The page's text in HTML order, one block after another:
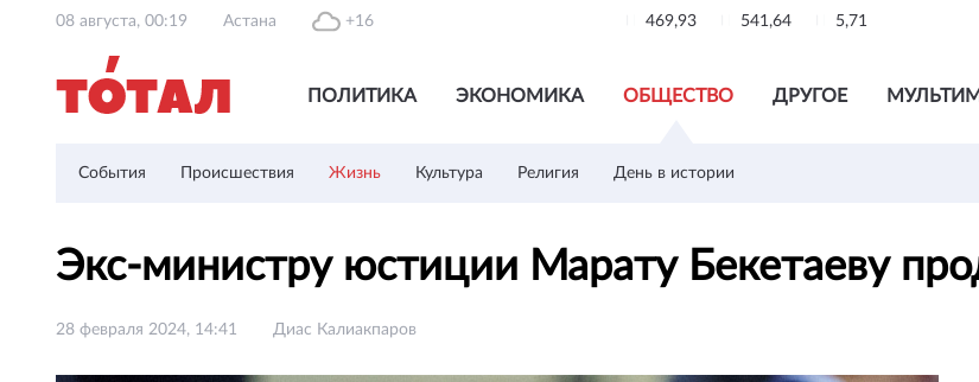
08 августа, 00:19 Астана +16 469,93 541,64 5,71
ПОЛИТИКА ЭКОНОМИКА ОБЩЕСТВО ДРУГОЕ
События Происшествия Жизнь Культура Религия День в истории
Экс-министру юстиции Марату Бекетаеву
28 февраля 2024, 14:41 Диас Калиакпаров